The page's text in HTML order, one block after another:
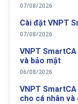
07/08/2026
Cài đặt VNPT
07/08/2026
VNPT
và bảo mật
06/08/2026
VNPT
cho cá nhân và